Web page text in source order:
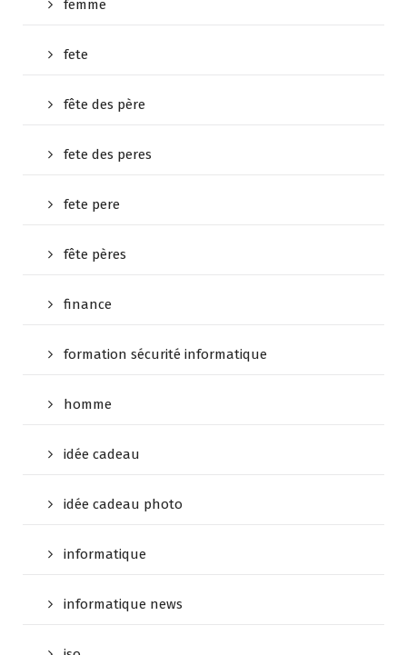
femme
fete
fête des père
fete des peres
fete pere
fête pères
finance
formation sécurité informatique
homme
idée cadeau
idée cadeau photo
informatique
informatique news